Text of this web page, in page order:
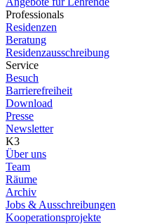
Professionals
Residenzen
Beratung
Residenzausschreibung
Service
Besuch
Barrierefreiheit
Download
Presse
Newsletter
K3
Über uns
Team
Räume
Archiv
Jobs & Ausschreibungen
Kooperationsprojekte